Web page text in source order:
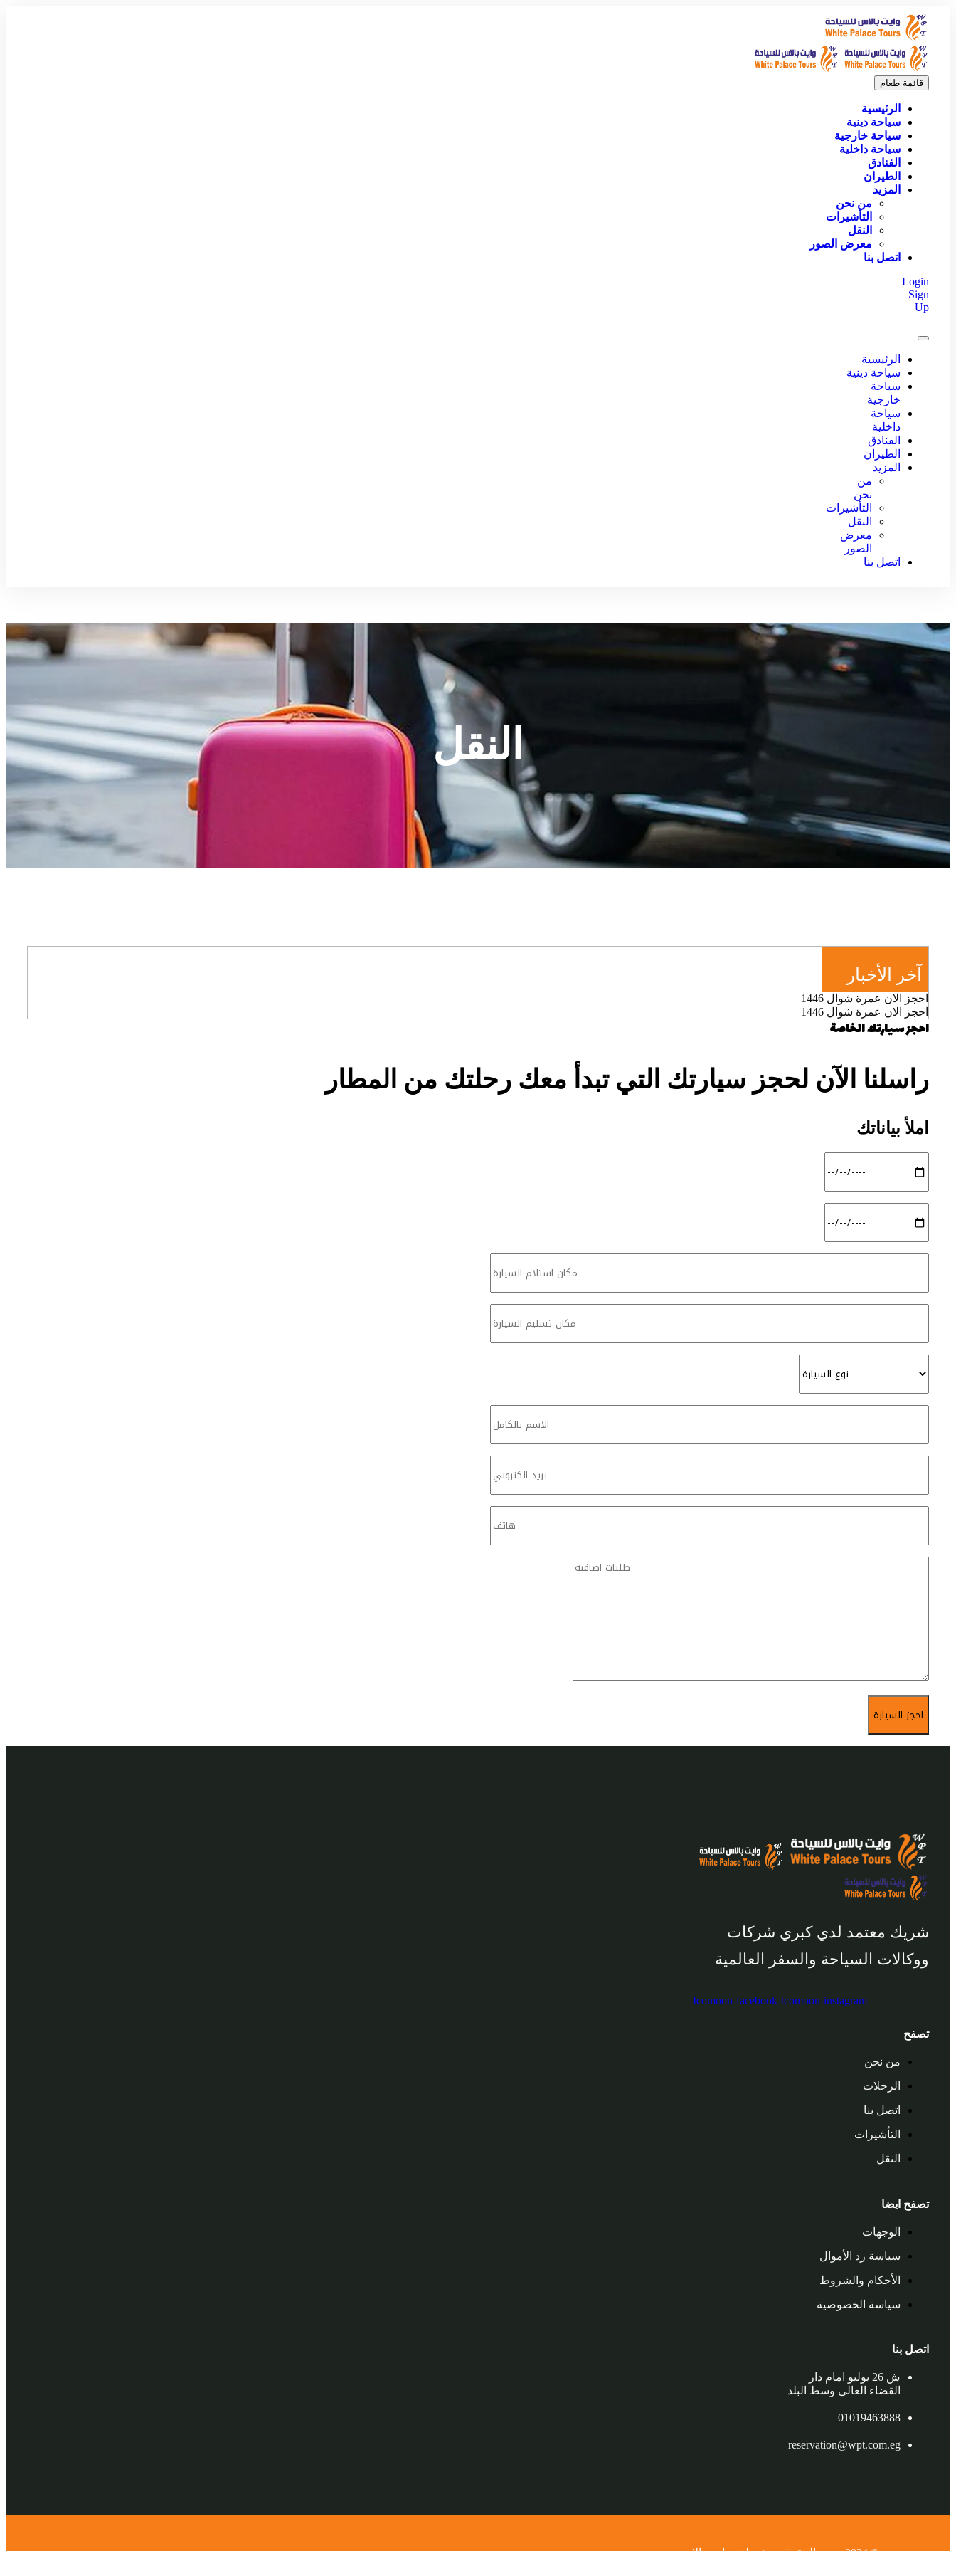
قائمة طعام
الرئيسية
سياحة دينية
سياحة خارجية
سياحة داخلية
الفنادق
الطيران
المزيد
من نحن
التأشيرات
النقل
معرض الصور
اتصل بنا
Login
Sign
Up
الرئيسية
سياحة دينية
سياحة
خارجية
سياحة
داخلية
الفنادق
الطيران
المزيد
من
نحن
التأشيرات
النقل
معرض
الصور
اتصل بنا
النقل
آخر الأخبار
احجز الان عمرة شوال 1446
احجز الان عمرة شوال 1446
احجز سيارتك الخاصة
راسلنا الآن لحجز سيارتك التي تبدأ معك رحلتك من المطار
املأ بياناتك
شريك معتمد لدي كبري شركات
ووكالات السياحة والسفر العالمية
Icomoon-facebook Icomoon-instagram
تصفح
من نحن
الرحلات
اتصل بنا
التأشيرات
النقل
تصفح ايضا
الوجهات
سياسة رد الأموال
الأحكام والشروط
سياسة الخصوصية
اتصل بنا
ش 26 يوليو امام دار
القضاء العالى وسط البلد
01019463888
reservation@wpt.com.eg